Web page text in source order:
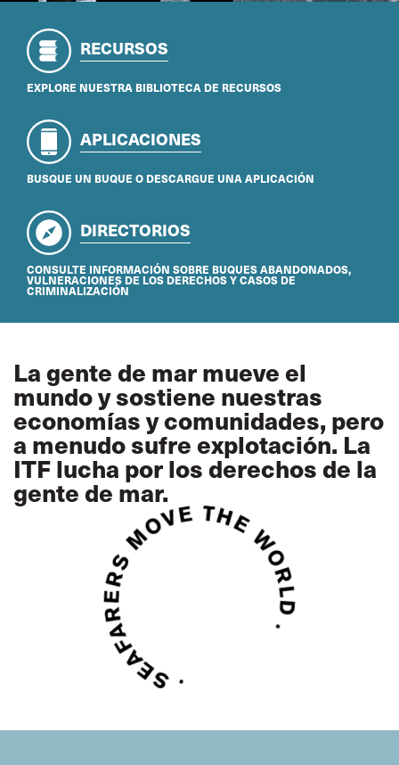
RECURSOS
EXPLORE NUESTRA BIBLIOTECA DE RECURSOS
APLICACIONES
BUSQUE UN BUQUE O DESCARGUE UNA APLICACIÓN
DIRECTORIOS
CONSULTE INFORMACIÓN SOBRE BUQUES ABANDONADOS,
VULNERACIONES DE LOS DERECHOS Y CASOS DE
CRIMINALIZACIÓN
La gente de mar mueve el
mundo y sostiene nuestras
economías y comunidades, pero
a menudo sufre explotación. La
ITF lucha por los derechos de la
gente de mar.